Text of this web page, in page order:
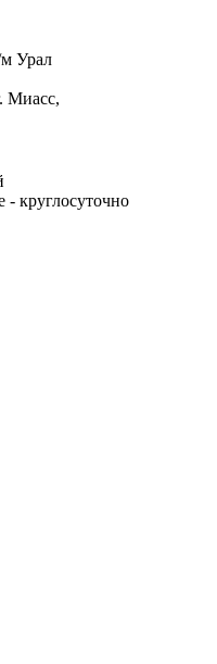
м Урал
Миасс,
- круглосуточно